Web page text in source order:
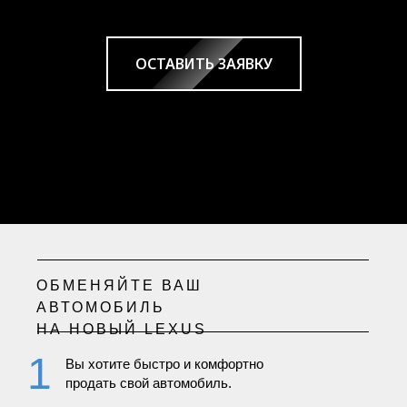
ОСТАВИТЬ ЗАЯВКУ
ОБМЕНЯЙТЕ ВАШ
АВТОМОБИЛЬ
НА НОВЫЙ LEXUS
1
Вы хотите быстро и комфортно
продать свой автомобиль.